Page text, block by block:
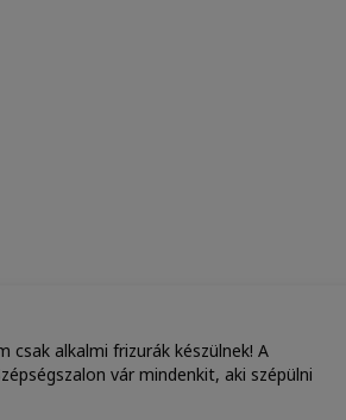
csak alkalmi frizurák készülnek! A
vár mindenkit, aki szépülni